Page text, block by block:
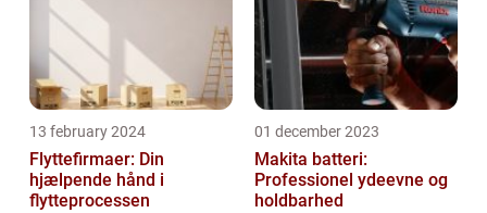
13 february 2024
Flyttefirmaer: Din
hjælpende hånd i
flytteprocessen
01 december 2023
Makita batteri:
Professionel ydeevne og
holdbarhed